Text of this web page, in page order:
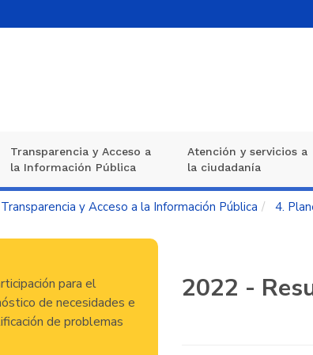
Transparencia y Acceso a
la Información Pública
Atención y servicios a
la ciudadanía
Transparencia y Acceso a la Información Pública 4.
para el
de necesidades e
de problemas
2022 -